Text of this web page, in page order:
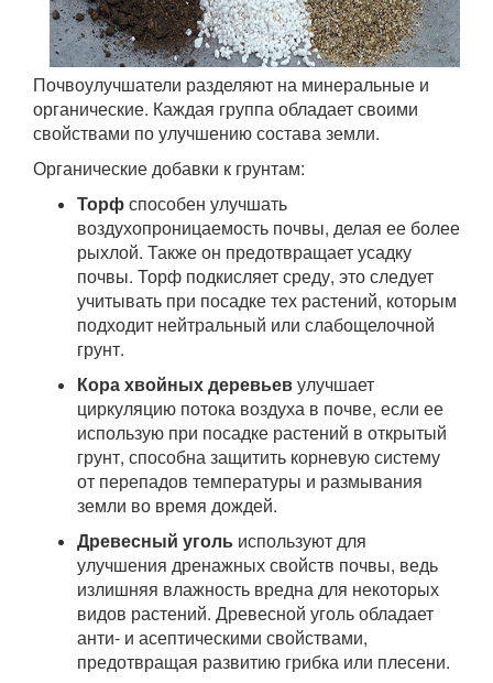
Почвоулучшатели разделяют на минеральные и
органические. Каждая группа обладает своими
свойствами по улучшению состава земли.
Органические добавки к грунтам:
Торфспособен улучшать
воздухопроницаемость почвы, делая ее более
рыхлой. Также он предотвращает усадку
почвы. Торф подкисляет среду, это следует
учитывать при посадке тех растений, которым
подходит нейтральный или слабощелочной
грунт.
Кора хвойных деревьевулучшает
циркуляцию потока воздуха в почве, если ее
использую при посадке растений в открытый
грунт, способна защитить корневую систему
от перепадов температуры и размывания
земли во время дождей.
Древесный уголь используют для
улучшения дренажных свойств почвы, ведь
излишняя влажность вредна для некоторых
видов растений. Древесной уголь обладает
анти- и асептическими свойствами,
предотвращая развитию грибка или плесени.